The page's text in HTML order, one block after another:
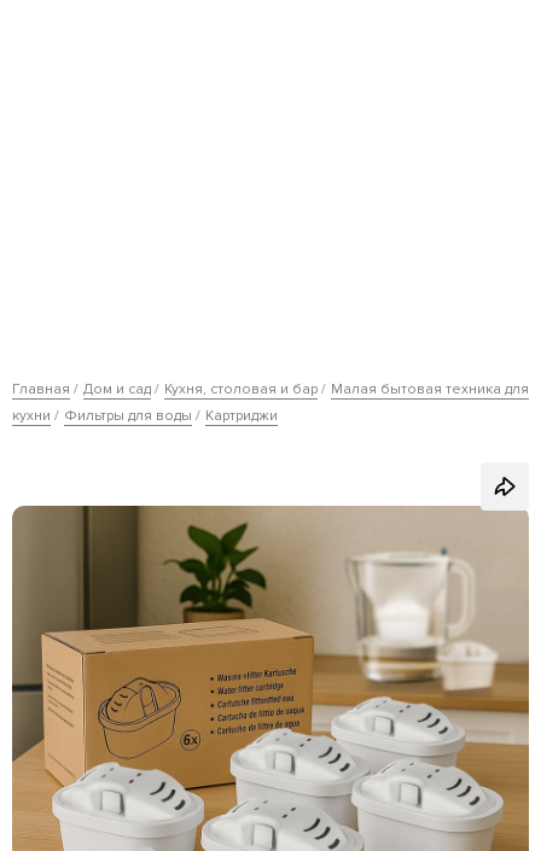
Главная Дом и сад Кухня, столовая и бар
Малая бытовая техника для
кухни
Фильтры для воды Картриджи